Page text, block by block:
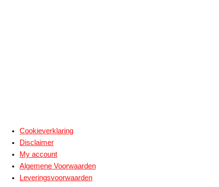
Cookieverklaring
Disclaimer
My account
Algemene Voorwaarden
Leveringsvoorwaarden